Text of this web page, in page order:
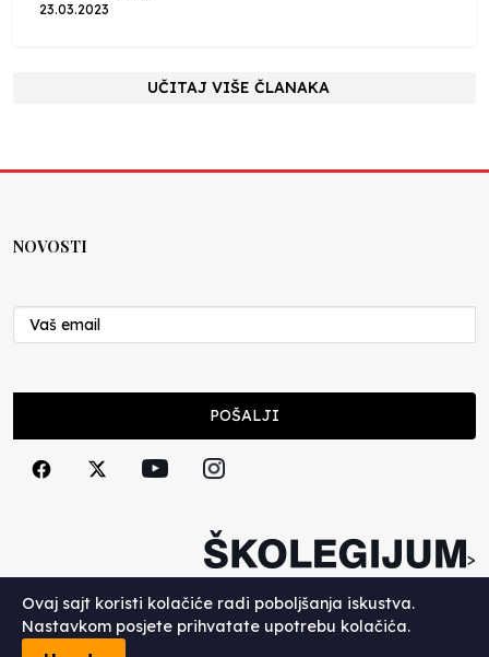
23.03.2023
UČITAJ VIŠE ČLANAKA
NOVOSTI
POŠALJI
>
Copyright (c) 2026. Školegijum.
Ovaj sajt koristi kolačiće radi poboljšanja iskustva.
Nastavkom posjete prihvatate upotrebu kolačića.